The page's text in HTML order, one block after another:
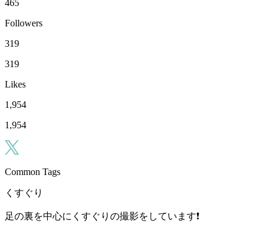
465
Followers
319
319
Likes
1,954
1,954
Common Tags
くすぐり
足の裏を中心にくすぐりの撮影をしています❗️